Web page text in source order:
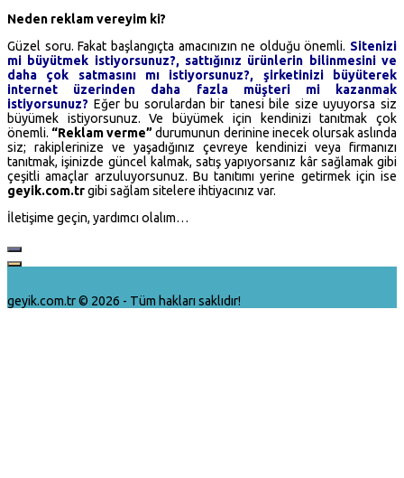
Neden reklam vereyim ki?
Güzel soru. Fakat başlangıçta amacınızın ne olduğu önemli. Sitenizi
mi büyütmek istiyorsunuz?, sattığınız ürünlerin bilinmesini ve
daha çok satmasını mı istiyorsunuz?, şirketinizi büyüterek
internet üzerinden daha fazla müşteri mi kazanmak
istiyorsunuz? Eğer bu sorulardan bir tanesi bile size uyuyorsa siz
büyümek istiyorsunuz. Ve büyümek için kendinizi tanıtmak çok
önemli. “Reklam verme”durumunun derinine inecek olursak aslında
siz; rakiplerinize ve yaşadığınız çevreye kendinizi veya firmanızı
tanıtmak, işinizde güncel kalmak, satış yapıyorsanız kâr sağlamak gibi
çeşitli amaçlar arzuluyorsunuz. Bu tanıtımı yerine getirmek için ise
geyik.com.trgibi sağlam sitelere ihtiyacınız var.
İletişime geçin, yardımcı olalım…
geyik.com.tr © 2026 - Tüm hakları saklıdır!